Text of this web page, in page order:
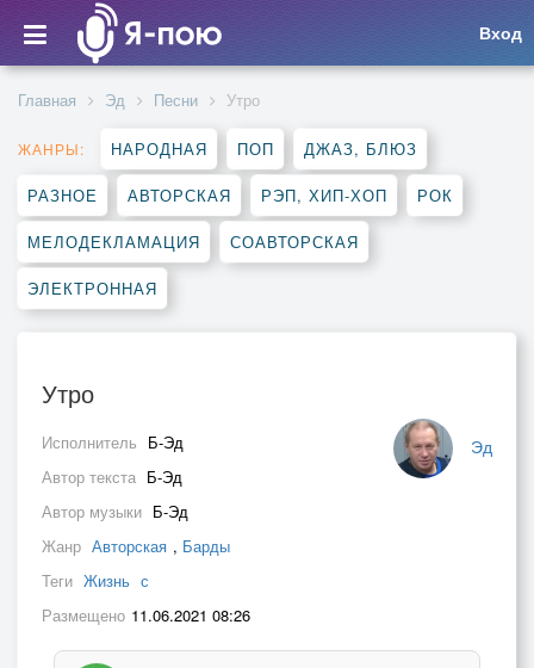
Вход
Главная Эд Песни Утро
ЖАНРЫ: НАРОДНАЯ ПОП ДЖАЗ, БЛЮЗ
РАЗНОЕ АВТОРСКАЯ РЭП, ХИП-ХОП РОК
МЕЛОДЕКЛАМАЦИЯ СОАВТОРСКАЯ
ЭЛЕКТРОННАЯ
Утро
Эд
Исполнитель Б-Эд
Автор текста Б-Эд
Автор музыки Б-Эд
Жанр Авторская , Барды
Теги Жизнь с
Размещено 11.06.2021 08:26